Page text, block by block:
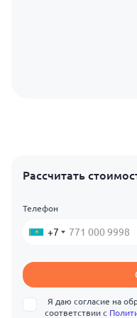
Рассчитать
Телефон
+7
Я даю согласие на
соответствии с